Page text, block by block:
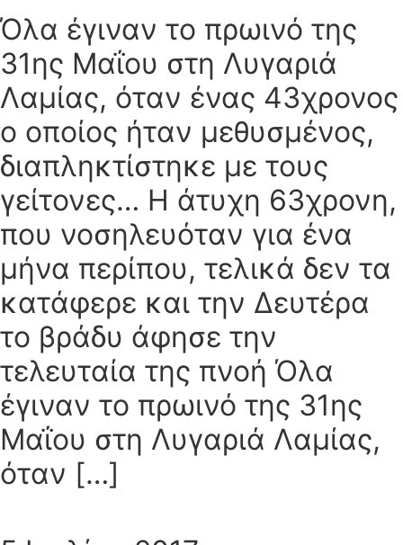
Όλα έγιναν το πρωινό της
31ης Μαΐου στη Λυγαριά
Λαμίας, όταν ένας 43χρονος
ο οποίος ήταν μεθυσμένος,
διαπληκτίστηκε με τους
γείτονες… Η άτυχη 63χρονη,
που νοσηλευόταν για ένα
μήνα περίπου, τελικά δεν τα
κατάφερε και την Δευτέρα
το βράδυ άφησε την
τελευταία της πνοή Όλα
έγιναν το πρωινό της 31ης
Μαΐου στη Λυγαριά Λαμίας,
όταν […]